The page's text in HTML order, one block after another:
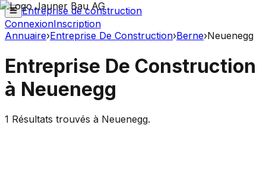
Entreprise de construction
ConnexionInscription
Annuaire›Entreprise De Construction›Berne›Neuenegg
Entreprise De Construction
à Neuenegg
1 Résultats trouvés à Neuenegg.